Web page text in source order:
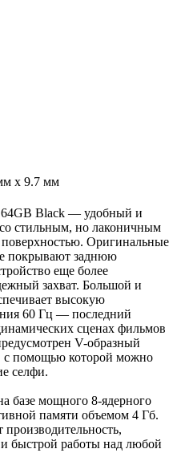
x 9.7 мм
64GB Black — удобный и
стильным, но лаконичным
Оригинальные
покрывают заднюю
еще более
захват. Большой и
высокую
60 Гц — последний
сценах фильмов
V-образный
с помощью которой можно
селфи.
базе мощного 8-ядерного
памяти объемом 4 Гб.
быстрой работы над любой